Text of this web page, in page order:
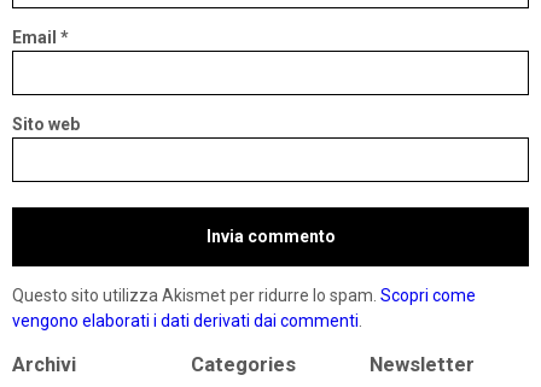
Email *
Sito web
Questo sito utilizza Akismet per ridurre lo spam. Scopri come
vengono elaborati i dati derivati dai commenti.
Archivi Categories Newsletter